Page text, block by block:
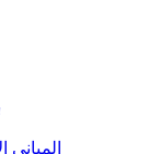
المباني